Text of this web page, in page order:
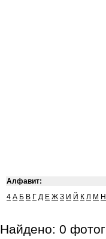
Алфавит:
4 А Б В Г Д Е Ж З И Й К Л М Н
Найдено: 0